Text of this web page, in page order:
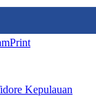
Print
Kepulauan